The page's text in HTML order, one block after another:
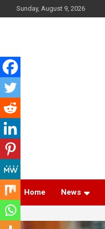
to
Sunday, August 9, 2026
Home News